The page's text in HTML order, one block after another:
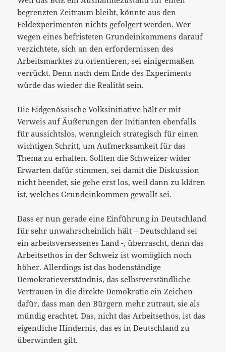
begrenzten Zeitraum bleibt, könnte aus den
Feldexperimenten nichts gefolgert werden. Wer
wegen eines befristeten Grundeinkommens darauf
verzichtete, sich an den erfordernissen des
Arbeitsmarktes zu orientieren, sei einigermaßen
verrückt. Denn nach dem Ende des Experiments
würde das wieder die Realität sein.
Die Eidgenössische Volksinitiative hält er mit
Verweis auf Äußerungen der Initianten ebenfalls
für aussichtslos, wenngleich strategisch für einen
wichtigen Schritt, um Aufmerksamkeit für das
Thema zu erhalten. Sollten die Schweizer wider
Erwarten dafür stimmen, sei damit die Diskussion
nicht beendet, sie gehe erst los, weil dann zu klären
ist, welches Grundeinkommen gewollt sei.
Dass er nun gerade eine Einführung in Deutschland
für sehr unwahrscheinlich hält – Deutschland sei
ein arbeitsversessenes Land -, überrascht, denn das
Arbeitsethos in der Schweiz ist womöglich noch
höher. Allerdings ist das bodenständige
Demokratieverständnis, das selbstverständliche
Vertrauen in die direkte Demokratie ein Zeichen
dafür, dass man den Bürgern mehr zutraut, sie als
mündig erachtet. Das, nicht das Arbeitsethos, ist das
eigentliche Hindernis, das es in Deutschland zu
überwinden gilt.